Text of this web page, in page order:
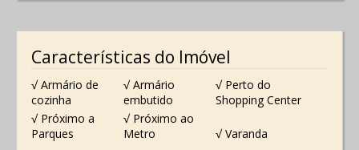
Características do Imóvel
√ Armário de
cozinha
√ Armário
embutido
√ Perto do
Shopping Center
√ Próximo a
Parques
√ Próximo ao
Metro
√ Varanda